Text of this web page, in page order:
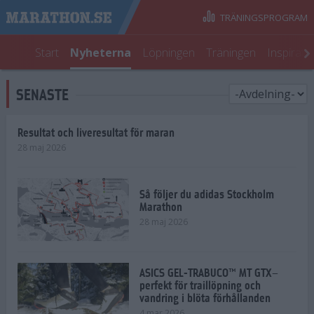
Start Nyheterna Löpningen Träningen
TRÄNINGSPROGRAM
SENASTE
Resultat och liveresultat för maran
28 maj 2026
Så följer du adidas Stockholm
Marathon
28 maj 2026
ASICS GEL-TRABUCO™ MT GTX–
perfekt för traillöpning och
vandring i blöta förhållanden